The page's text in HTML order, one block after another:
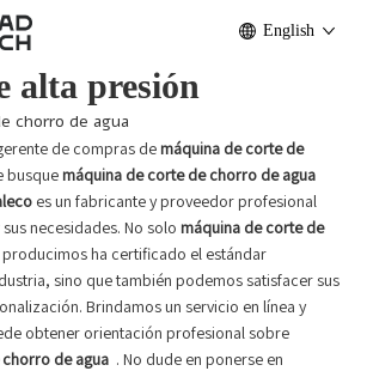
English
alta presión
chorro de agua
de compras de máquina de corte de
busque máquina de corte de chorro de agua
es un fabricante y proveedor profesional
necesidades. No solo máquina de corte de
producimos ha certificado el estándar
sino que también podemos satisfacer sus
Brindamos un servicio en línea y
obtener orientación profesional sobre
de agua . No dude en ponerse en